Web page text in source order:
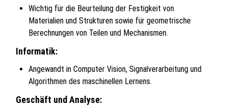
Wichtig für die Beurteilung der Festigkeit von
Materialien und Strukturen sowie für geometrische
Berechnungen von Teilen und Mechanismen.
Informatik:
Angewandt in Computer Vision, Signalverarbeitung und
Algorithmen des maschinellen Lernens.
Geschäft und Analyse: